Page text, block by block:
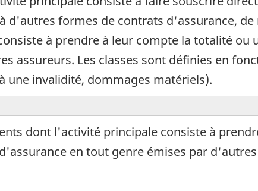
d'autres formes de contrats d'assurance, de
à prendre à leur compte la totalité ou
assureurs. Les classes sont définies en
une invalidité, dommages matériels).
dont l'activité principale consiste à
en tout genre émises par